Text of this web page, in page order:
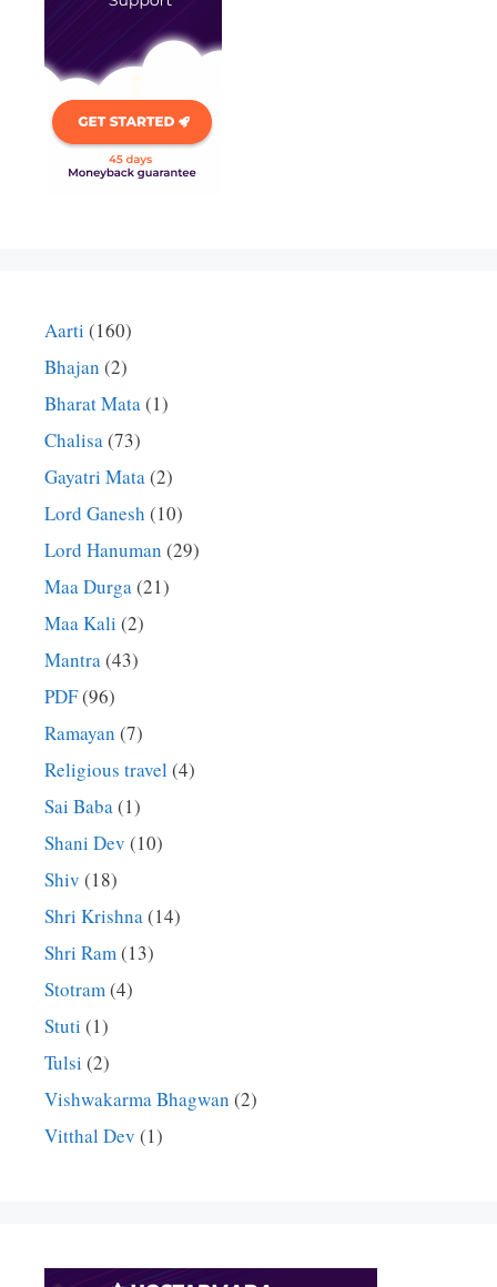
Aarti (160)
Bhajan (2)
Bharat Mata(1)
Chalisa(73)
Gayatri Mata(2)
Lord Ganesh (10)
Lord Hanuman (29)
Maa Durga(21)
Maa Kali (2)
Mantra(43)
PDF(96)
Ramayan (7)
Religious travel (4)
Sai Baba(1)
Shani Dev (10)
Shiv (18)
Shri Krishna(14)
Shri Ram(13)
Stotram(4)
Stuti (1)
Tulsi (2)
Vishwakarma Bhagwan (2)
Vitthal Dev (1)